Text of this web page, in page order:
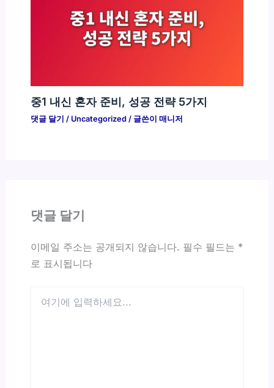
중1 내신 혼자 준비, 성공 전략 5가지
댓글 달기 / Uncategorized / 글쓴이 매니저
댓글 달기
이메일 주소는 공개되지 않습니다. 필수 필드는 *
로 표시됩니다